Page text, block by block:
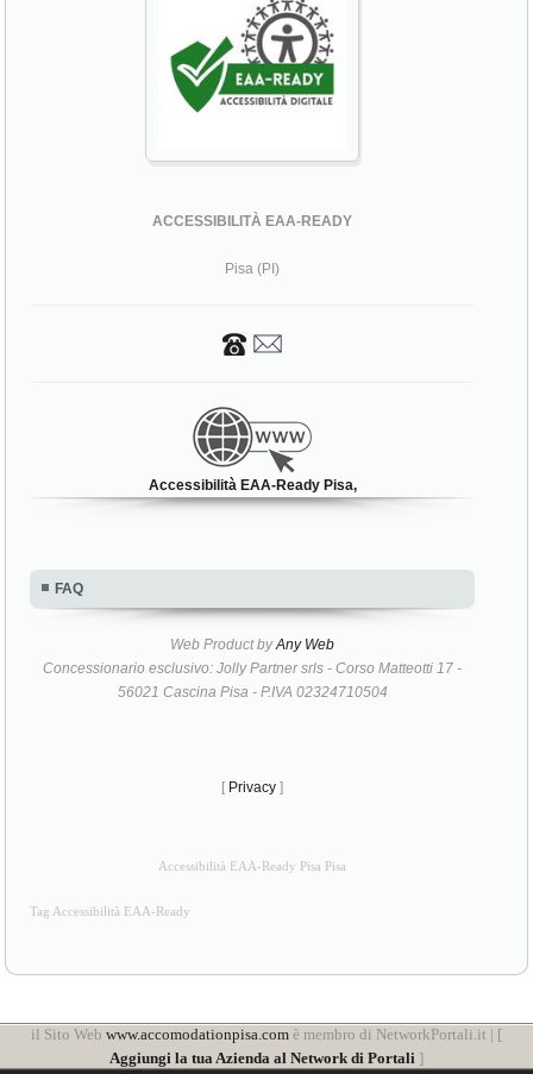
ACCESSIBILITÀ EAA-READY
Pisa (PI)
Accessibilità EAA-Ready Pisa,
FAQ
Web Product byAny Web
Concessionario esclusivo: Jolly Partner srls - Corso Matteotti 17 -
56021 Cascina Pisa - P.IVA 02324710504
[ Privacy ]
Accessibilità EAA-Ready Pisa Pisa
Tag Accessibilità EAA-Ready
il Sito Web www.accomodationpisa.com è membro di NetworkPortali.it | [
Aggiungi la tua Azienda al Network di Portali ]